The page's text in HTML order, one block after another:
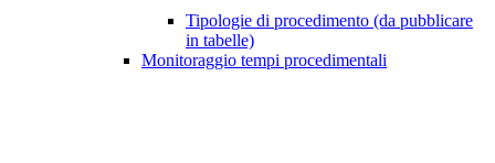
Tipologie di procedimento (da pubblicare
in tabelle)
Monitoraggio tempi procedimentali